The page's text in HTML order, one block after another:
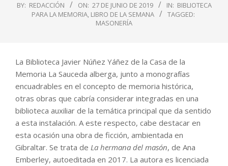
BY: REDACCIÓN ON: 27 DE JUNIO DE 2019 IN: BIBLIOTECA
PARA LA MEMORIA, LIBRO DE LA SEMANA
TAGGED:
MASONERÍA
La Biblioteca Javier Núñez Yáñez de la Casa de la
Memoria La Sauceda alberga, junto a monografías
encuadrables en el concepto de memoria histórica,
otras obras que cabría considerar integradas en una
biblioteca auxiliar de la temática principal que da sentido
a esta instalación. A este respecto, cabe destacar en
esta ocasión una obra de ficción, ambientada en
Gibraltar. Se trata de La hermana del masón, de Ana
Emberley, autoeditada en 2017. La autora es licenciada